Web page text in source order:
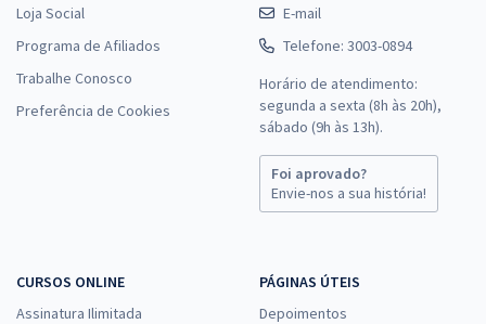
Loja Social
Programa de Afiliados
Trabalhe Conosco
Preferência de Cookies
E-mail
Telefone: 3003-0894
Horário de atendimento:
segunda a sexta (8h às 20h),
sábado (9h às 13h).
Foi aprovado?
Envie-nos a sua história!
CURSOS ONLINE
Assinatura Ilimitada
PÁGINAS ÚTEIS
Depoimentos